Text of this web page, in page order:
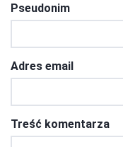
Pseudonim
Adres email
Treść komentarza